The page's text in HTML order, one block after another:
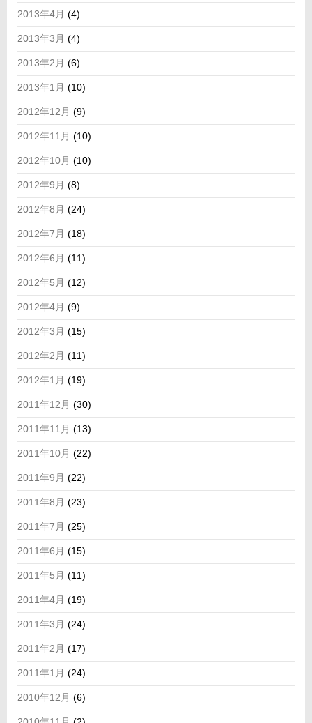
2013年4月 (4)
2013年3月 (4)
2013年2月 (6)
2013年1月 (10)
2012年12月 (9)
2012年11月 (10)
2012年10月 (10)
2012年9月 (8)
2012年8月 (24)
2012年7月 (18)
2012年6月 (11)
2012年5月 (12)
2012年4月 (9)
2012年3月 (15)
2012年2月 (11)
2012年1月 (19)
2011年12月 (30)
2011年11月 (13)
2011年10月 (22)
2011年9月 (22)
2011年8月 (23)
2011年7月 (25)
2011年6月 (15)
2011年5月 (11)
2011年4月 (19)
2011年3月 (24)
2011年2月 (17)
2011年1月 (24)
2010年12月 (6)